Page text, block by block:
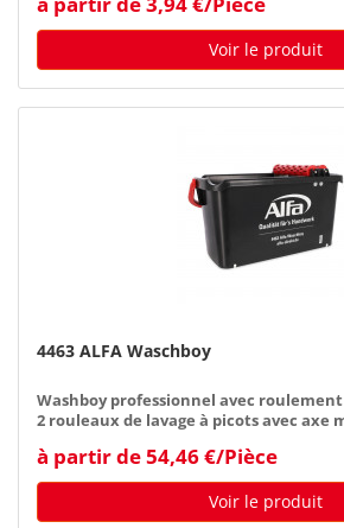
Voir le produit
4463 ALFA Waschboy
Washboy professionnel avec
2 rouleaux de lavage à picots avec axe
à partir de 54,46 €/Pièce
Voir le produit